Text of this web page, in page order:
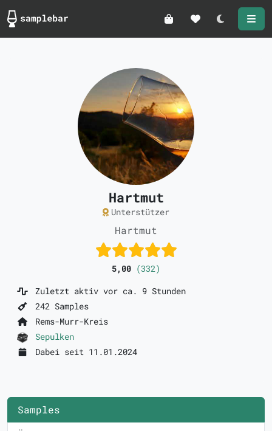
Darkmode
Hartmut
Unterstützer
Hartmut
5,00 (332)
Zuletzt aktiv vor ca. 9 Stunden
242 Samples
Rems-Murr-Kreis
Sepulken
Dabei seit 11.01.2024
Samples